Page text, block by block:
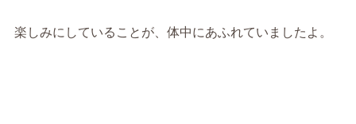
楽しみにしていることが、体中にあふれていましたよ。